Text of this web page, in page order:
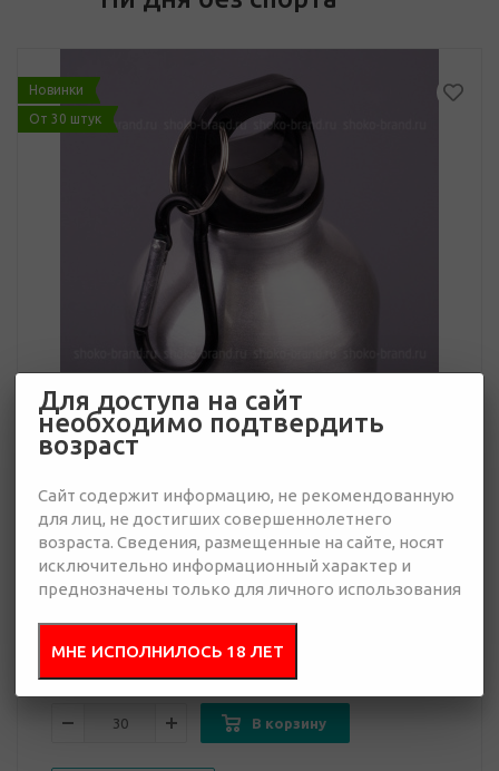
Новинки
От 30 штук
4 050 руб.
Много
запрос
Добавить в
В корзину
Для доступа на сайт
необходимо подтвердить
возраст
Сайт содержит информацию, не рекомендованную
для лиц, не достигших совершеннолетнего
возраста. Сведения, размещенные на сайте, носят
исключительно информационный характер и
преднозначены только для личного использования
МНЕ ИСПОЛНИЛОСЬ 18 ЛЕТ